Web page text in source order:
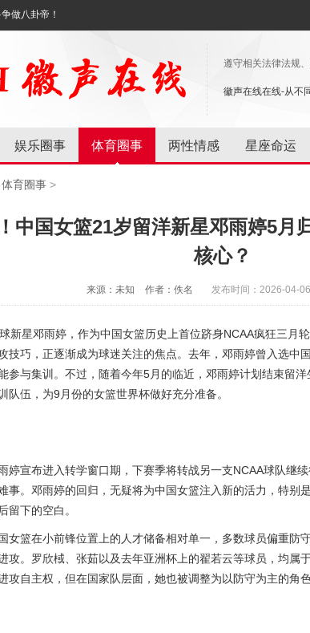
做八卦帝！
遵守相关法律法规
徽声在线在线-从不
娱乐圈事 体育圈事 两性情感 星座命运
体育圈事 >
中国女篮21岁留洋新星邓雨婷5月
核心？
来源：未知 作者：佚名 发布时间：2026-04-
新星邓雨婷，作为中国女篮历史上首位跻身NCAA疯狂三月
技巧，正逐渐成为球迷关注的焦点。去年，邓雨婷曾入选中
参与集训。不过，随着今年5月的临近，邓雨婷计划结束留
队伍，为9月份的女篮世界杯做好充分准备。
婷宣布进入转学窗口期，下赛季将转战另一支NCAA球队继
事。邓雨婷的回归，无疑将为中国女篮注入新的活力，特别
留下的空白。
女篮在小前锋位置上的人才储备相对单一，多数球员偏重防
攻。罗欣棫、张茹以及去年亚洲杯上的翟若云等球员，均属
攻自主权，但在国家队层面，她也被调整为以防守为主的角色